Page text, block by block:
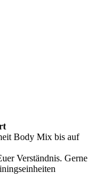
Body Mix bis auf
Verständnis. Gerne